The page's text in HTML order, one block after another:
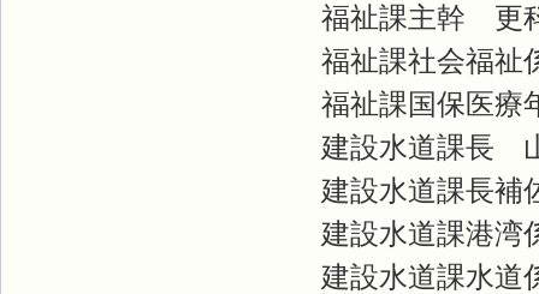
福祉課主幹
福祉課社会福
福祉課国保医
建設水道課長
建設水道課長
建設水道課港
建設水道課水